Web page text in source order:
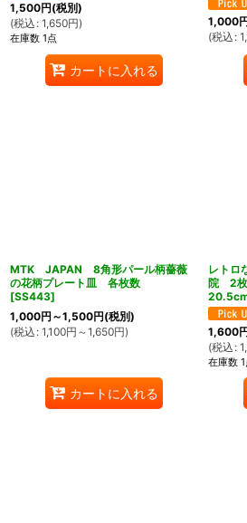
1,500円(税別)
(税込 : 1,650円)
在庫数 1点
カートに入れる
1,000
(税込 :
MTK JAPAN 8角形パール柄薔薇
の花柄プレート皿 各枚数
[SS443]
1,000円 ～1,500円(税別)
(税込 : 1,100円 ～1,650円)
カートに入れる
レトロ
院 2枚
1,600
(税込 :
在庫数 1